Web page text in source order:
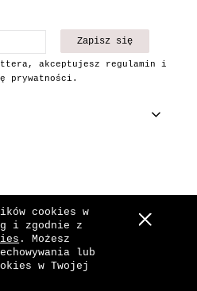
cookies w
i zgodnie z
. Możesz
lub
w Twojej
Zapisz się
akceptujesz regulamin i
prywatności.
wersję strony
Shoper.pl